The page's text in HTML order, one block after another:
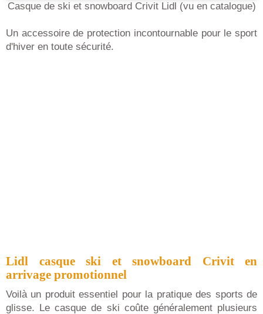
Casque de ski et snowboard Crivit Lidl (vu en catalogue)
Un accessoire de protection incontournable pour le sport
d'hiver en toute sécurité.
Lidl casque ski et snowboard Crivit en
arrivage promotionnel
Voilà un produit essentiel pour la pratique des sports de
glisse. Le casque de ski coûte généralement plusieurs